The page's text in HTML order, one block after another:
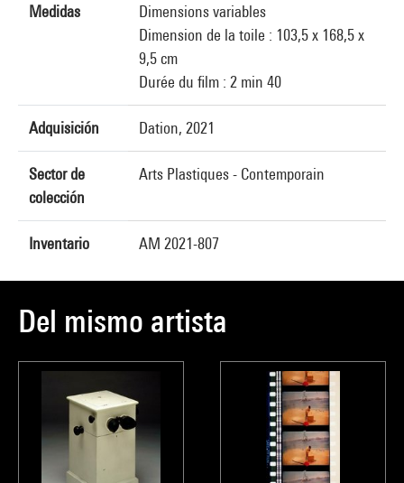
Medidas
Dimensions variables
Dimension de la toile : 103,5 x 168,5 x
9,5 cm
Durée du film : 2 min 40
Adquisición Dation, 2021
Sector de
colección
Arts Plastiques - Contemporain
Inventario AM 2021-807
Del mismo artista